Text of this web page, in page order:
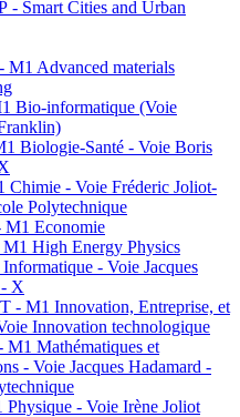
- Smart Cities and Urban
Advanced materials
Bio-informatique (Voie
Biologie-Santé - Voie Boris
Chimie - Voie Fréderic Joliot-
Polytechnique
Economie
High Energy Physics
- Voie Jacques
X
- M1 Innovation, Entreprise, et
Innovation technologique
Mathématiques et
- Voie Jacques Hadamard -
- Voie Irène Joliot